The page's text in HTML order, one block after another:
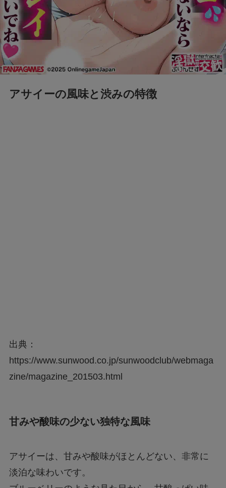
モンスト抽選会の炎上理由は？謝罪と再実施の
経緯をわかりやすく解説
フェルメール展のtabiwa先行チケット待ち？ア
リボーン最終回の意味はどういうこと？ラスト
アサイーの風味と渋みの特徴
出典：
https://www.sunwood.co.jp/sunwoodclub/webmaga
zine/magazine_201503.html
甘みや酸味の少ない独特な風味
アサイーは、甘みや酸味がほとんどない、非常に
淡泊な味わいです。